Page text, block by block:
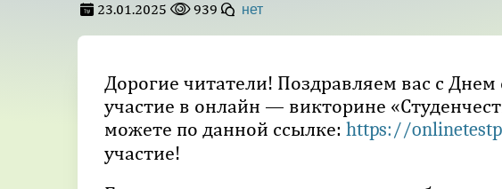
23.01.2025 939 нет
Дорогие читатели! Поздравляем вас с
участие в онлайн — викторине
можете по данной ссылке: https://
участие!